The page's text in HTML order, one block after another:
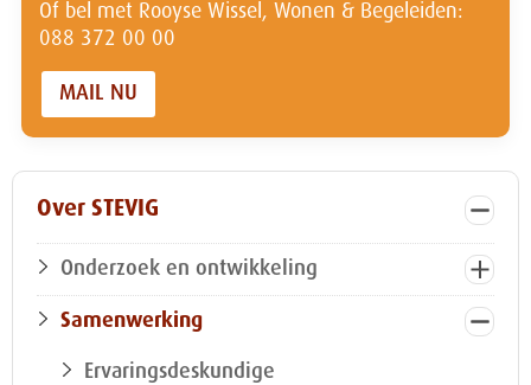
Over STEVIG
Onderzoek en ontwikkeling
Samenwerking
Ervaringsdeskundige
Of bel met Rooyse Wissel, Wonen & Begeleiden:
088 372 00 00
MAIL NU